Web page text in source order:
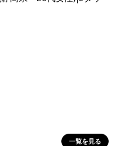
一覧を見る